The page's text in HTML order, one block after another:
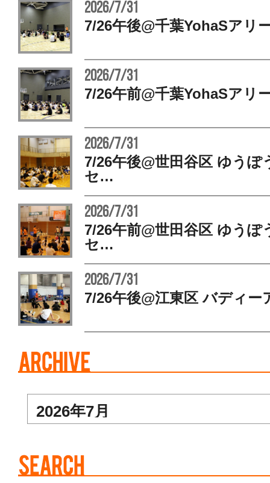
2026/7/31
7/26午後@千葉YohaSア
2026/7/31
7/26午前@千葉YohaSア
2026/7/31
7/26午後@世田谷区 ゆうぽ
セ…
2026/7/31
7/26午前@世田谷区 ゆうぽ
セ…
2026/7/31
7/26午後@江東区 バディ